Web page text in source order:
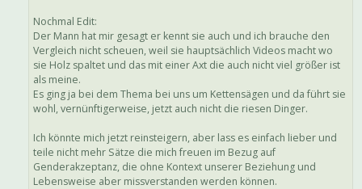
Nochmal Edit:
Der Mann hat mir gesagt er kennt sie auch und ich brauche den
Vergleich nicht scheuen, weil sie hauptsächlich Videos macht wo
sie Holz spaltet und das mit einer Axt die auch nicht viel größer ist
als meine.
Es ging ja bei dem Thema bei uns um Kettensägen und da führt sie
wohl, vernünftigerweise, jetzt auch nicht die riesen Dinger.
Ich könnte mich jetzt reinsteigern, aber lass es einfach lieber und
teile nicht mehr Sätze die mich freuen im Bezug auf
Genderakzeptanz, die ohne Kontext unserer Beziehung und
Lebensweise aber missverstanden werden können.